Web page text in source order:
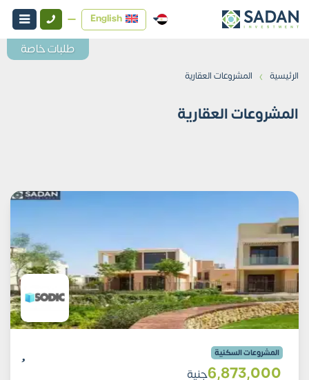
English
الرئيسية › المشروعات العقارية
المشروعات العقارية
المشروعات السكنية
6٬873٬000جنية
طلبات خاصة